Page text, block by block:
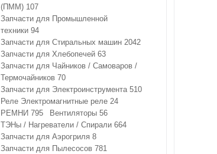
(ПММ) 107
Запчасти для Промышленной
техники 94
Запчасти для Стиральных машин 2042
Запчасти для Хлебопечей 63
Запчасти для Чайников / Самоваров /
Термочайников 70
Запчасти для Электроинструмента 510
Реле Электромагнитные реле 24
РЕМНИ 795 Вентиляторы 56
ТЭНы / Нагреватели / Спирали 664
Запчасти для Аэрогриля 8
Запчасти для Пылесосов 781